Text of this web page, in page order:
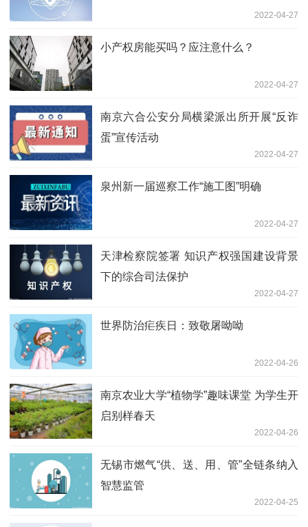
2022-04-27
小产权房能买吗？应注意什么？
2022-04-27
南京六合公安分局横梁派出所开展“反诈
蛋”宣传活动
2022-04-27
泉州新一届巡察工作“施工图”明确
2022-04-27
天津检察院签署 知识产权强国建设背景
下的综合司法保护
2022-04-27
世界防治疟疾日：致敬屠呦呦
2022-04-26
南京农业大学“植物学”趣味课堂 为学生开
启别样春天
2022-04-26
无锡市燃气“供、送、用、管”全链条纳入
智慧监管
2022-04-25